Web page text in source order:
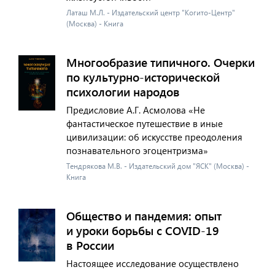
Латаш М.Л. - Издательский центр "Когито-Центр"
(Москва) - Книга
Многообразие типичного. Очерки
по культурно-исторической
психологии народов
Предисловие А.Г. Асмолова «Не
фантастическое путешествие в иные
цивилизации: об искусстве преодоления
познавательного эгоцентризма»
Тендрякова М.В. - Издательский дом "ЯСК" (Москва) -
Книга
Общество и пандемия: опыт
и уроки борьбы с COVID-19
в России
Настоящее исследование осуществлено